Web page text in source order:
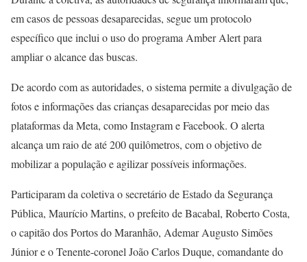
em casos de pessoas desaparecidas, segue um protocolo
específico que inclui o uso do programa Amber Alert para
ampliar o alcance das buscas.
De acordo com as autoridades, o sistema permite a divulgação de
fotos e informações das crianças desaparecidas por meio das
plataformas da Meta, como Instagram e Facebook. O alerta
alcança um raio de até 200 quilômetros, com o objetivo de
mobilizar a população e agilizar possíveis informações.
Participaram da coletiva o secretário de Estado da Segurança
Pública, Maurício Martins, o prefeito de Bacabal, Roberto Costa,
o capitão dos Portos do Maranhão, Ademar Augusto Simões
Júnior e o Tenente-coronel João Carlos Duque, comandante do